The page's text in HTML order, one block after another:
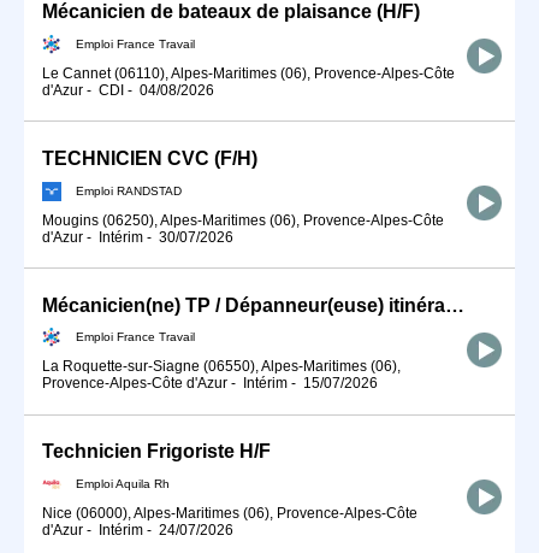
Mécanicien de bateaux de plaisance (H/F)
Emploi France Travail
Le Cannet (06110), Alpes-Maritimes (06), Provence-Alpes-Côte
d'Azur - CDI - 04/08/2026
TECHNICIEN CVC (F/H)
Emploi RANDSTAD
Mougins (06250), Alpes-Maritimes (06), Provence-Alpes-Côte
d'Azur - Intérim - 30/07/2026
Mécanicien(ne) TP / Dépanneur(euse) itinérant(e) (H/F)
Emploi France Travail
La Roquette-sur-Siagne (06550), Alpes-Maritimes (06),
Provence-Alpes-Côte d'Azur - Intérim - 15/07/2026
Technicien Frigoriste H/F
Emploi Aquila Rh
Nice (06000), Alpes-Maritimes (06), Provence-Alpes-Côte
d'Azur - Intérim - 24/07/2026